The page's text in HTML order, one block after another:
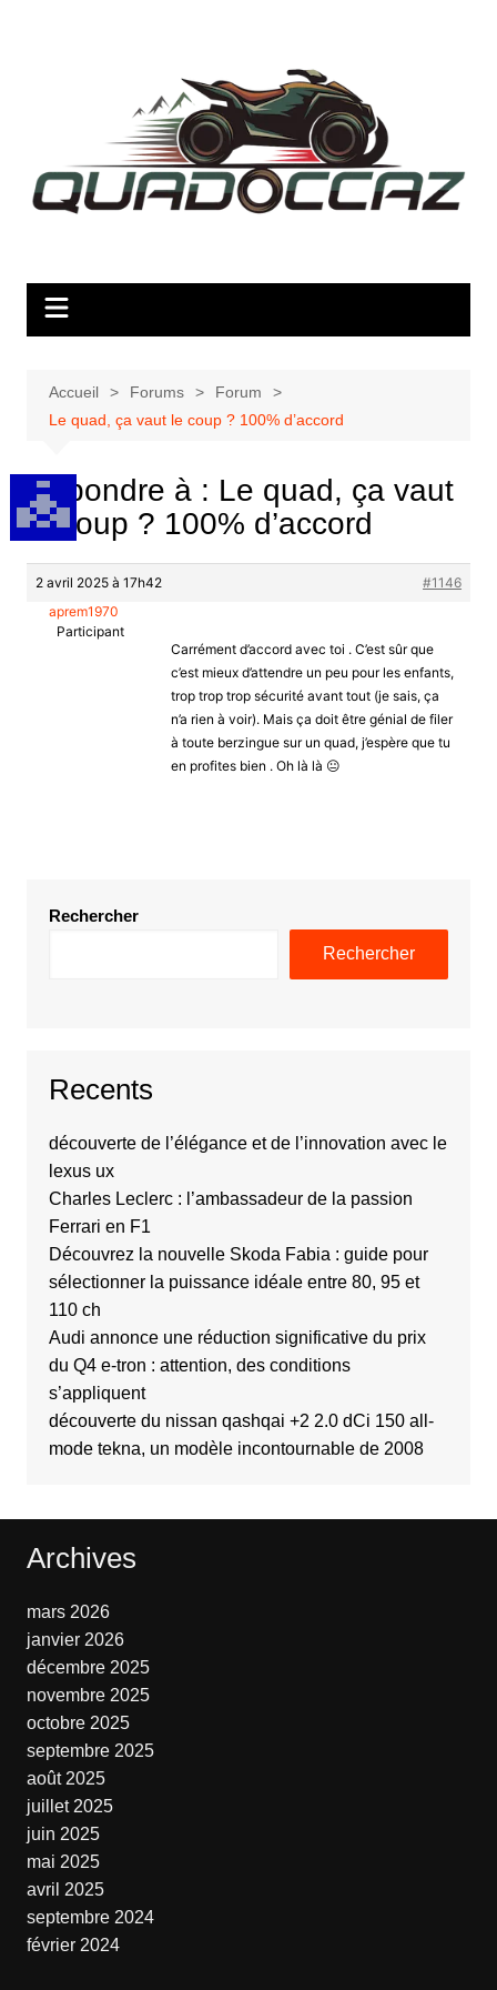
Accueil Forums
Forum
Le quad, ça vaut le coup ? 100% d’accord
Répondre à : Le quad, ça vaut
le coup ? 100% d’accord
2 avril 2025 à 17h42
#1146
aprem1970
Participant
Carrément d’accord avec toi . C’est sûr que
c’est mieux d’attendre un peu pour les enfants,
trop trop trop sécurité avant tout (je sais, ça
n’a rien à voir). Mais ça doit être génial de filer
à toute berzingue sur un quad, j’espère que tu
en profites bien . Oh là là 😐
Rechercher
Rechercher
Recents
découverte de l’élégance et de l’innovation avec le
lexus ux
Charles Leclerc : l’ambassadeur de la passion
Ferrari en F1
Découvrez la nouvelle Skoda Fabia : guide pour
sélectionner la puissance idéale entre 80, 95 et
110 ch
Audi annonce une réduction significative du prix
du Q4 e-tron : attention, des conditions
s’appliquent
découverte du nissan qashqai +2 2.0 dCi 150 all-
mode tekna, un modèle incontournable de 2008
Archives
mars 2026
janvier 2026
décembre 2025
novembre 2025
octobre 2025
septembre 2025
août 2025
juillet 2025
juin 2025
mai 2025
avril 2025
septembre 2024
février 2024